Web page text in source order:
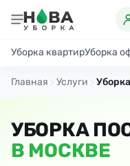
Уборка квартирУборка
Генеральная
Главная Услуги
УБОРКА
В МОСКВЕ